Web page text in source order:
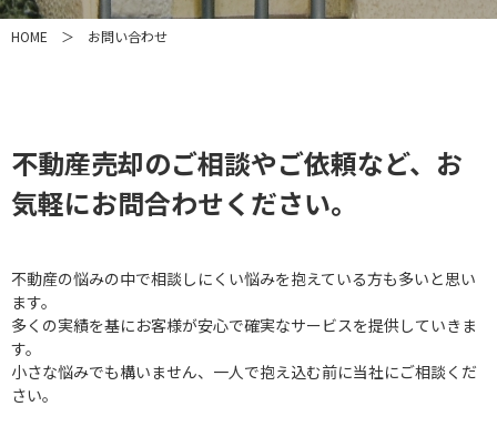
HOME ＞ お問い合わせ
不動産売却のご相談やご依頼など、お
気軽にお問合わせください。
不動産の悩みの中で相談しにくい悩みを抱えている方も多いと思い
ます。
多くの実績を基にお客様が安心で確実なサービスを提供していきま
す。
小さな悩みでも構いません、一人で抱え込む前に当社にご相談くだ
さい。